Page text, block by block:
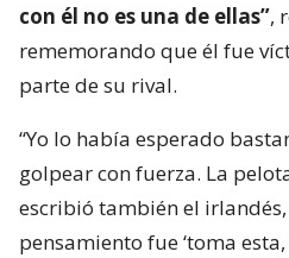
con él no es una de ellas”,
rememorando que él fue
parte de su rival.
“Yo lo había esperado
golpear con fuerza. La
escribió también el
pensamiento fue ‘toma